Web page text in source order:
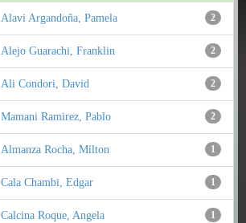
2
Alavi Argandoña, Pamela
2
Alejo Guarachi, Franklin
2
Ali Condori, David
2
Mamani Ramirez, Pablo
1
Almanza Rocha, Milton
1
Cala Chambi, Edgar
1
Calcina Roque, Angela